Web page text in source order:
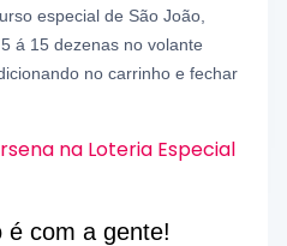
especial de São João,
á 15 dezenas no volante
no carrinho e fechar
é com a gente!